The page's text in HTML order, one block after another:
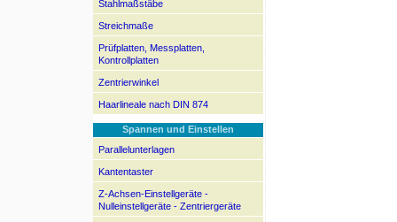
Stahlmaßstäbe
Streichmaße
Prüfplatten, Messplatten,
Kontrollplatten
Zentrierwinkel
Haarlineale nach DIN 874
Spannen und Einstellen
Parallelunterlagen
Kantentaster
Z-Achsen-Einstellgeräte -
Nulleinstellgeräte - Zentriergeräte